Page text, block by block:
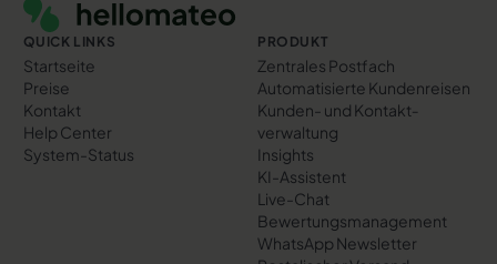
QUICK LINKS
Startseite
Preise
Kontakt
Help Center
System-Status
PRODUKT
Zentrales Postfach
Automatisierte Kundenreisen
Kunden- und Kontakt­
verwaltung
Insights
KI-Assistent
Live-Chat
Bewertungs­management
WhatsApp Newsletter